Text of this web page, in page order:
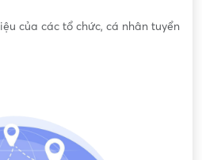
của các tổ chức, cá nhân tuyển